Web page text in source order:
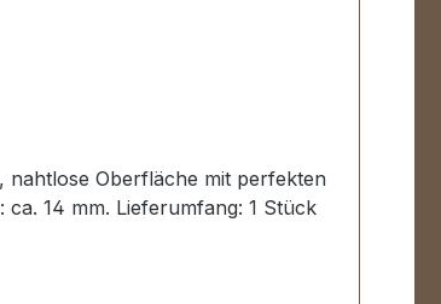
nahtlose Oberfläche mit perfekten
14 mm. Lieferumfang: 1 Stück